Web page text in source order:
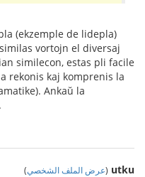
(ekzemple de lidepla)
vortojn el diversaj
similecon, estas pli facile
rekonis kaj komprenis la
Ankaŭ la
utku
(عرض الملف الشخصي)